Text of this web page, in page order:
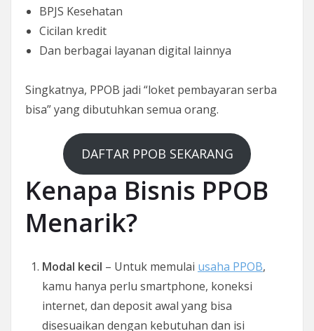
BPJS Kesehatan
Cicilan kredit
Dan berbagai layanan digital lainnya
Singkatnya, PPOB jadi “loket pembayaran serba
bisa” yang dibutuhkan semua orang.
DAFTAR PPOB SEKARANG
Kenapa Bisnis PPOB
Menarik?
Modal kecil – Untuk memulai usaha PPOB,
kamu hanya perlu smartphone, koneksi
internet, dan deposit awal yang bisa
disesuaikan dengan kebutuhan dan isi